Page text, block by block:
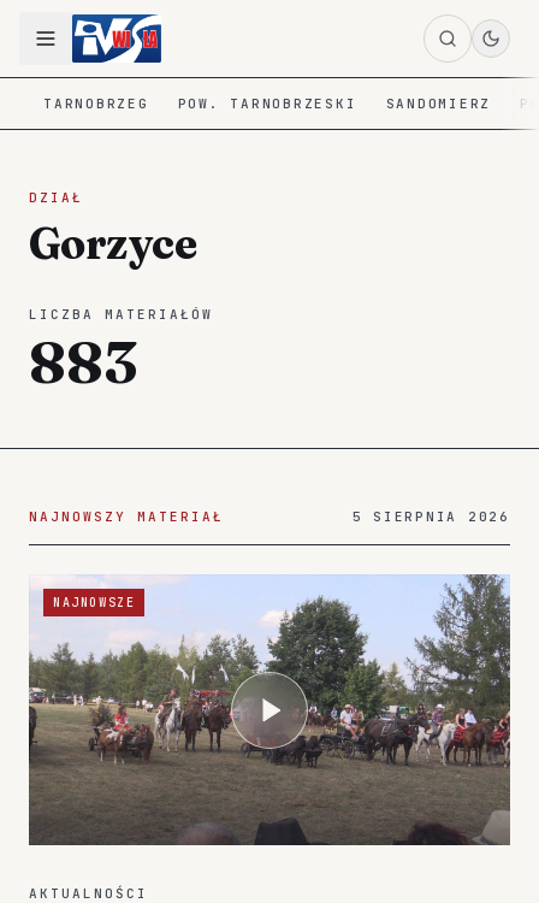
TARNOBRZEG POW. TARNOBRZESKI SANDOMIERZ
DZIAŁ
Gorzyce
LICZBA MATERIAŁÓW
883
NAJNOWSZY MATERIAŁ 5 SIERPNIA 2026
NAJNOWSZE
AKTUALNOŚCI